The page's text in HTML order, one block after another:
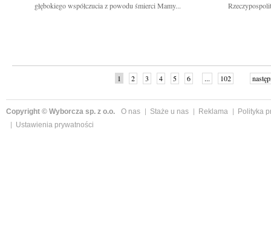
głębokiego współczucia z powodu śmierci Mamy...
1 2 3 4 5 6 ... 102
Copyright © Wyborcza sp. z o.o. O nas Staże u nas Reklama
Polityka
Ustawienia prywatności